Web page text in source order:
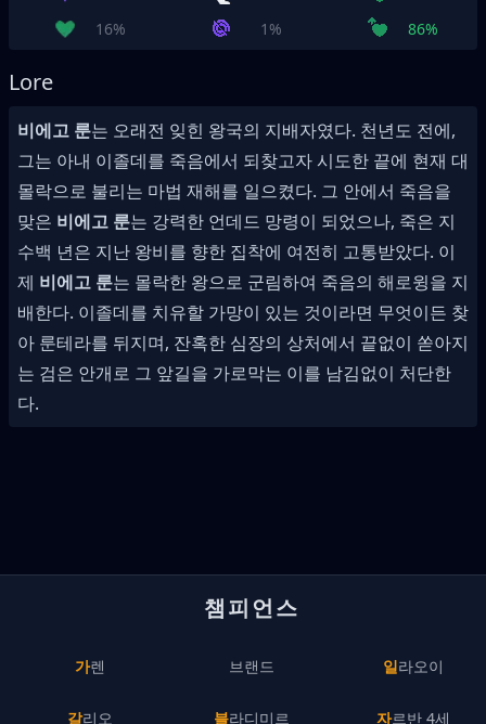
16%
1% 86%
Lore
비에고 룬는 오래전 잊힌 왕국의 지배자였다. 천년도 전에,
그는 아내 이졸데를 죽음에서 되찾고자 시도한 끝에 현재 대
몰락으로 불리는 마법 재해를 일으켰다. 그 안에서 죽음을
맞은 비에고 룬는 강력한 언데드 망령이 되었으나, 죽은 지
수백 년은 지난 왕비를 향한 집착에 여전히 고통받았다. 이
제 비에고 룬는 몰락한 왕으로 군림하여 죽음의 해로윙을 지
배한다. 이졸데를 치유할 가망이 있는 것이라면 무엇이든 찾
아 룬테라를 뒤지며, 잔혹한 심장의 상처에서 끝없이 쏟아지
는 검은 안개로 그 앞길을 가로막는 이를 남김없이 처단한
다.
챔피언스
가렌
갈리오
브랜드
블라디미르
일라오이
자르반 4세